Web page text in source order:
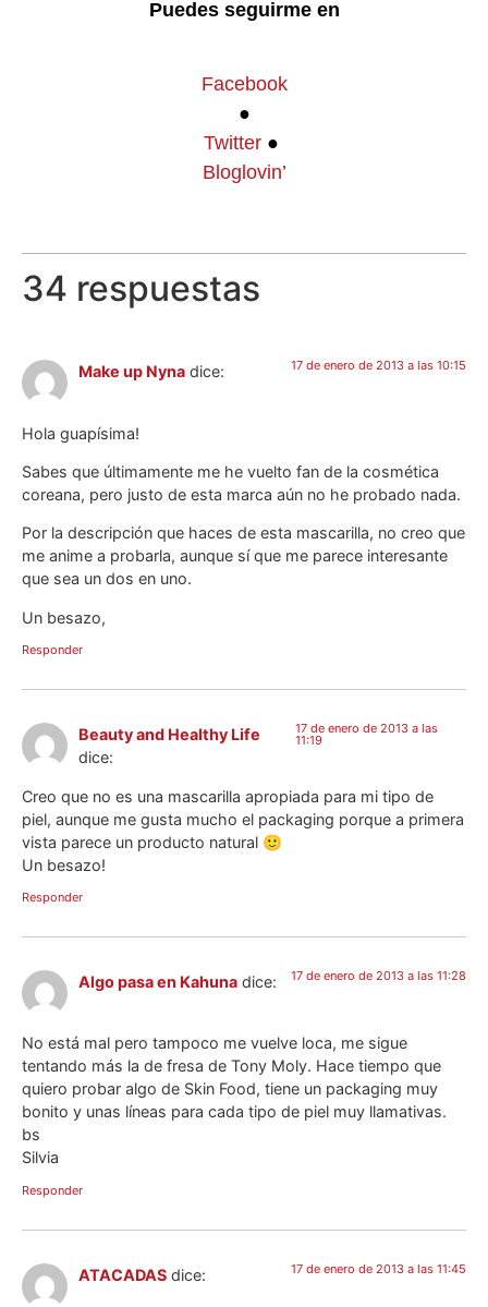
Puedes seguirme en
Facebook
●
Twitter ●
Bloglovin’
34 respuestas
Make up Nyna dice: 17 de enero de 2013 a las 10:15
Hola guapísima!
Sabes que últimamente me he vuelto fan de la cosmética
coreana, pero justo de esta marca aún no he probado nada.
Por la descripción que haces de esta mascarilla, no creo que
me anime a probarla, aunque sí que me parece interesante
que sea un dos en uno.
Un besazo,
Responder
Beauty and Healthy Life
dice:
17 de enero de 2013 a las
11:19
Creo que no es una mascarilla apropiada para mi tipo de
piel, aunque me gusta mucho el packaging porque a primera
vista parece un producto natural 🙂
Un besazo!
Responder
Algo pasa en Kahuna dice: 17 de enero de 2013 a las 11:28
No está mal pero tampoco me vuelve loca, me sigue
tentando más la de fresa de Tony Moly. Hace tiempo que
quiero probar algo de Skin Food, tiene un packaging muy
bonito y unas líneas para cada tipo de piel muy llamativas.
bs
Silvia
Responder
ATACADAS dice: 17 de enero de 2013 a las 11:45